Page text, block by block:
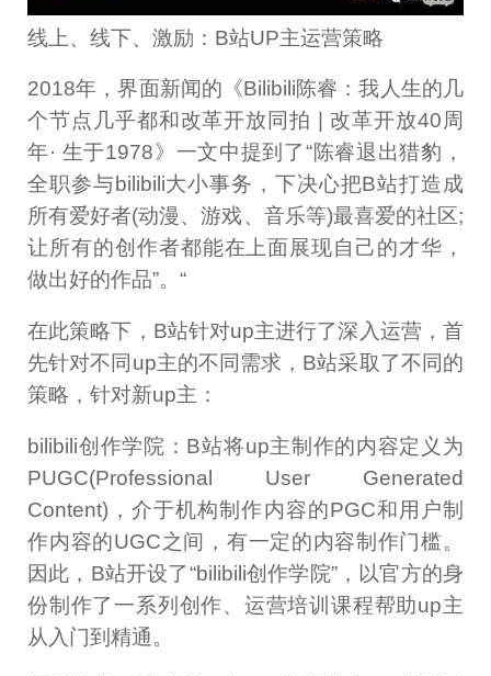
线上、线下、激励：B站UP主运营策略
2018年，界面新闻的《Bilibili陈睿：我人生的几
个节点几乎都和改革开放同拍 | 改革开放40周
年· 生于1978》一文中提到了“陈睿退出猎豹，
全职参与bilibili大小事务，下决心把B站打造成
所有爱好者(动漫、游戏、音乐等)最喜爱的社区;
让所有的创作者都能在上面展现自己的才华，
做出好的作品”。“
在此策略下，B站针对up主进行了深入运营，首
先针对不同up主的不同需求，B站采取了不同的
策略，针对新up主：
bilibili创作学院：B站将up主制作的内容定义为
PUGC(Professional User Generated
Content)，介于机构制作内容的PGC和用户制
作内容的UGC之间，有一定的内容制作门槛。
因此，B站开设了“bilibili创作学院”，以官方的身
份制作了一系列创作、运营培训课程帮助up主
从入门到精通。